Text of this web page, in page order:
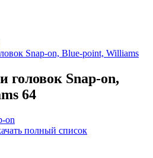
Snap-on, Blue-point, Williams
Snap-on,
64
on
полный список